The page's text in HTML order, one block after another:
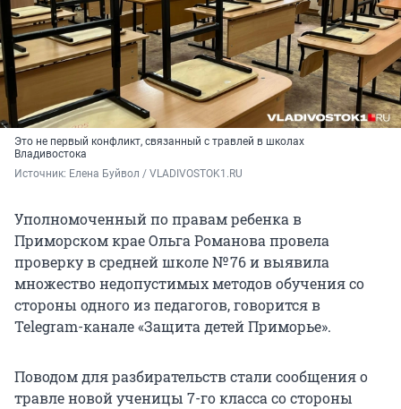
Это не первый конфликт, связанный с травлей в школах
Владивостока
Источник: Елена Буйвол / VLADIVOSTOK1.RU
Уполномоченный по правам ребенка в
Приморском крае Ольга Романова провела
проверку в средней школе № 76 и выявила
множество недопустимых методов обучения со
стороны одного из педагогов, говорится в
Telegram-канале «Защита детей Приморье».
Поводом для разбирательств стали сообщения о
травле новой ученицы 7-го классасо стороны